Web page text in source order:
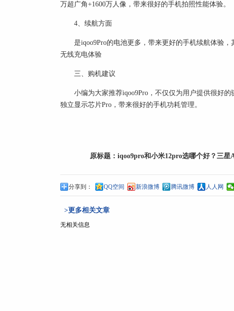
万超广角+1600万人像，带来很好的手机拍照性能体验。
4、续航方面
是iqoo9Pro的电池更多，带来更好的手机续航体验
无线充电体验
三、购机建议
小编为大家推荐iqoo9Pro，不仅仅为用户提供很好
独立显示芯片Pro，带来很好的手机功耗管理。
原标题： iqoo9pro和小米12pro选哪个好？三星
分享到： QQ空间 新浪微博 腾讯微博 人人网
>更多相关文章
无相关信息